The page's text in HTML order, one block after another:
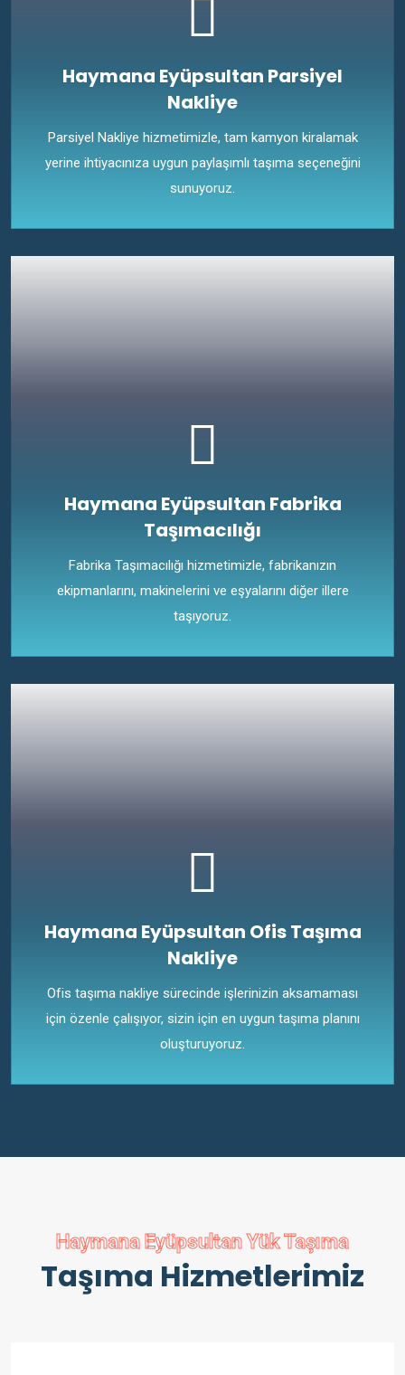
Haymana Eyüpsultan Parsiyel
Nakliye
Parsiyel Nakliye hizmetimizle, tam kamyon kiralamak
yerine ihtiyacınıza uygun paylaşımlı taşıma seçeneğini
sunuyoruz.
Haymana Eyüpsultan Fabrika
Taşımacılığı
Fabrika Taşımacılığı hizmetimizle, fabrikanızın
ekipmanlarını, makinelerini ve eşyalarını diğer illere
taşıyoruz.
Haymana Eyüpsultan Ofis Taşıma
Nakliye
Ofis taşıma nakliye sürecinde işlerinizin aksamaması
için özenle çalışıyor, sizin için en uygun taşıma planını
oluşturuyoruz.
Haymana Eyüpsultan Yük Taşıma
Taşıma Hizmetlerimiz